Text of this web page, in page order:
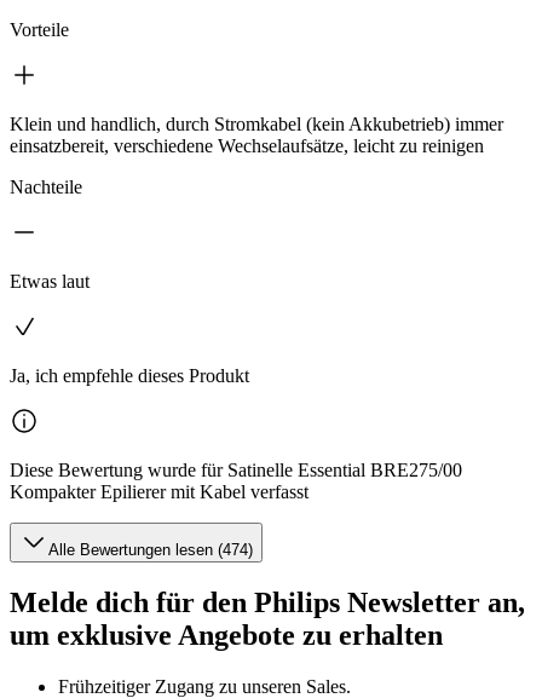
Vorteile
Klein und handlich, durch Stromkabel (kein Akkubetrieb) immer
einsatzbereit, verschiedene Wechselaufsätze, leicht zu reinigen
Nachteile
Etwas laut
Ja, ich empfehle dieses Produkt
Diese Bewertung wurde für Satinelle Essential BRE275/00
Kompakter Epilierer mit Kabel verfasst
Alle Bewertungen lesen (474)
Melde dich für den Philips Newsletter an,
um exklusive Angebote zu erhalten
Frühzeitiger Zugang zu unseren Sales.